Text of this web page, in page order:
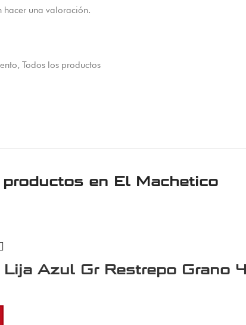
hacer una valoración.
, Todos los productos
en El Machetico
Lija Azul Gr Restrepo Grano